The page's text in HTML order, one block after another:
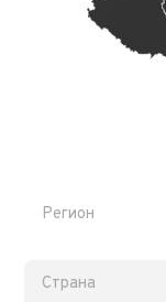
Регион
Страна